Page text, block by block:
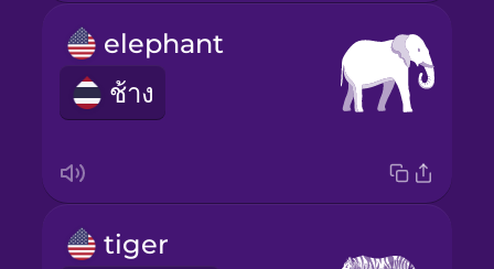
elephant
ช้าง
tiger